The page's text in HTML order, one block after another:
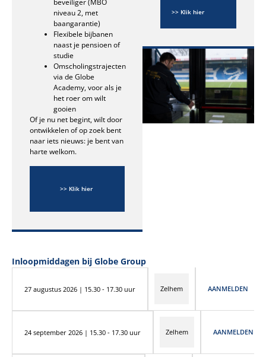
beveiliger (MBO
niveau 2, met
baangarantie)
Flexibele bijbanen
naast je pensioen of
studie
Omscholingstrajecten
via de Globe
Academy, voor als je
het roer om wilt
gooien
Of je nu net begint, wilt door
ontwikkelen of op zoek bent
naar iets nieuws: je bent van
harte welkom.
>> Klik hier
>> Klik hier
Bekijk onze
opleidingen
Inloopmiddagen bij Globe Group
27 augustus 2026 | 15.30 - 17.30 uur Zelhem AANMELDEN
24 september 2026 | 15.30 - 17.30 uur Zelhem AANMELDEN